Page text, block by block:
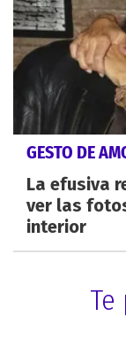
GESTO DE
La efusiva
ver las
interior